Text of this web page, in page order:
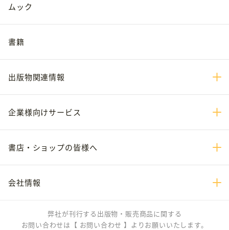
ムック
書籍
出版物関連情報
企業様向けサービス
書店・ショップの皆様へ
会社情報
弊社が刊行する出版物・販売商品に関する
お問い合わせは 【 お問い合わせ 】 よりお願いいたします。